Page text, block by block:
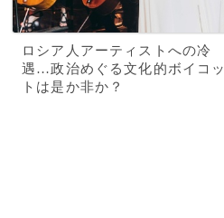
ロシア人アーティストへの冷
遇…政治めぐる文化的ボイコッ
トは是か非か？